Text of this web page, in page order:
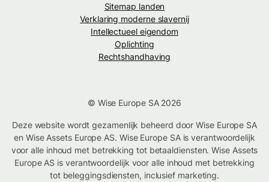
Sitemap landen
Verklaring moderne slavernij
Intellectueel eigendom
Oplichting
Rechtshandhaving
© Wise Europe SA 2026
Deze website wordt gezamenlijk beheerd door Wise Europe SA
en Wise Assets Europe AS. Wise Europe SA is verantwoordelijk
voor alle inhoud met betrekking tot betaaldiensten. Wise Assets
Europe AS is verantwoordelijk voor alle inhoud met betrekking
tot beleggingsdiensten, inclusief marketing.